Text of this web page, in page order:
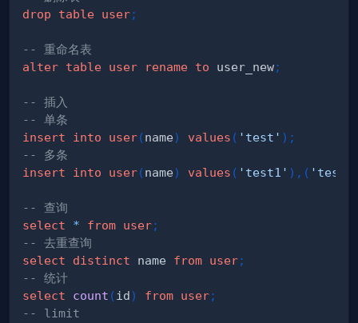
drop
table user;
-- 重命名表
alter table user rename to user_new;
-- 插入
-- 单条
insert
into user(name) values ( 'test' ) ;
-- 多条
insert
into user(name) values ( 'test1' ) , (
-- 查询
select
* from user;
-- 去重查询
select
distinct name from user;
-- 统计
select
count ( id) from user;
-- limit